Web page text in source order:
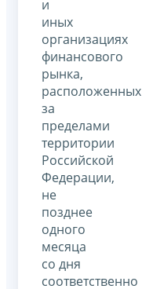
и
иных
организациях
финансового
рынка,
расположенных
за
пределами
территории
Российской
Федерации,
не
позднее
одного
месяца
со дня
соответственно